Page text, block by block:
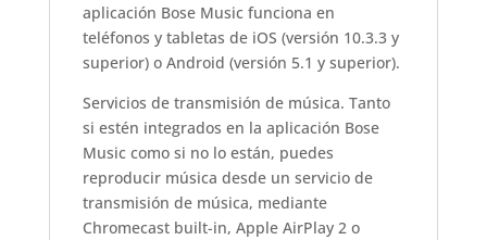
aplicación Bose Music funciona en
teléfonos y tabletas de iOS (versión 10.3.3 y
superior) o Android (versión 5.1 y superior).
Servicios de transmisión de música. Tanto
si estén integrados en la aplicación Bose
Music como si no lo están, puedes
reproducir música desde un servicio de
transmisión de música, mediante
Chromecast built-in, Apple AirPlay 2 o